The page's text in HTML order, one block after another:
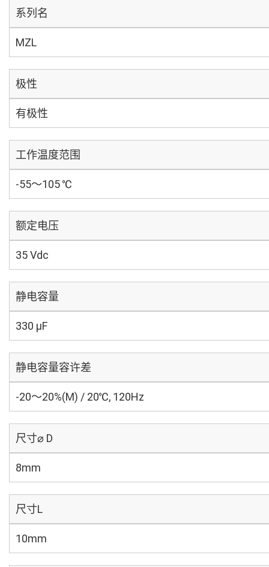
系列名
MZL
极性
有极性
工作温度范围
-55～105 ℃
额定电压
35 Vdc
静电容量
330 µF
静电容量容许差
-20～20%(M) / 20℃, 120Hz
尺寸⌀ D
8mm
尺寸L
10mm